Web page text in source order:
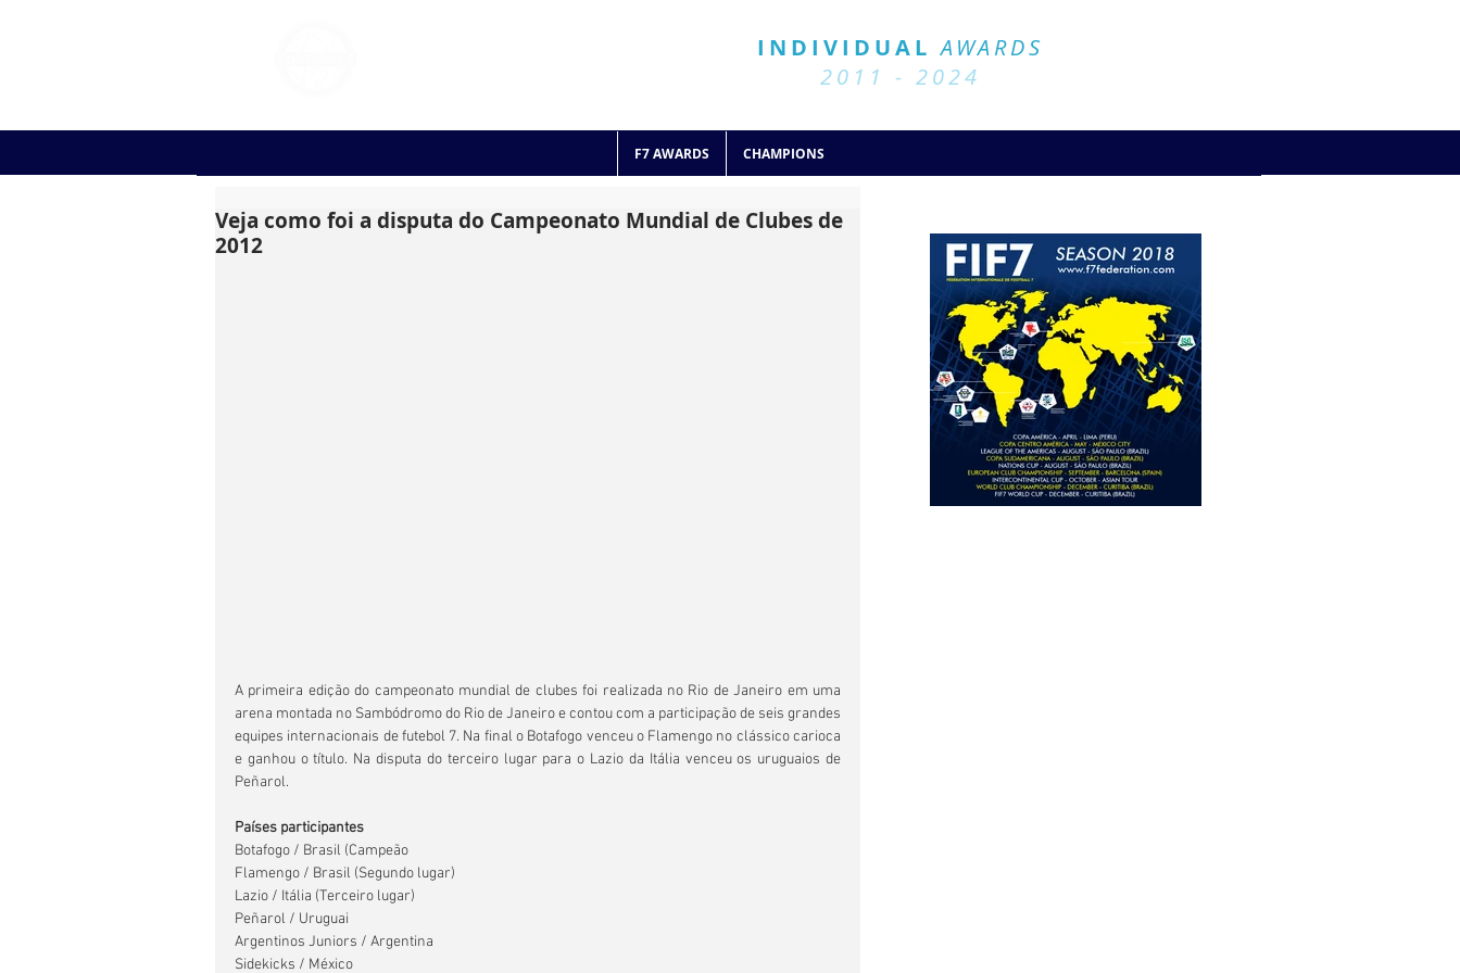
INDIVIDUAL AWARDS
2011 - 2024
F7 AWARDS CHAMPIONS
Veja como foi a disputa do Campeonato Mundial de Clubes de
2012
A primeira edição do campeonato mundial de clubes foi realizada no Rio de Janeiro em uma
arena montada no Sambódromo do Rio de Janeiro e contou com a participação de seis grandes
equipes internacionais de futebol 7. Na final o Botafogo venceu o Flamengo no clássico carioca
e ganhou o título. Na disputa do terceiro lugar para o Lazio da Itália venceu os uruguaios de
Peñarol.
Países participantes
Botafogo / Brasil (Campeão
Flamengo / Brasil (Segundo lugar)
Lazio / Itália (Terceiro lugar)
Peñarol / Uruguai
Argentinos Juniors / Argentina
Sidekicks / México